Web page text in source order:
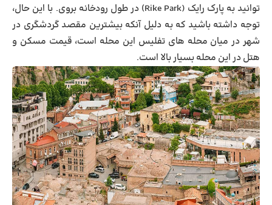
توانید بهپارک رایک
(Rike Park) در طول رودخانه بروی. با این حال،
توجه داشته باشید که به دلیل آنکه بیشترین مقصد گردشگری در
شهر در میان محله های تفلیس این محله است، قیمت مسکن و
هتل در این محله بسیار بالا است.